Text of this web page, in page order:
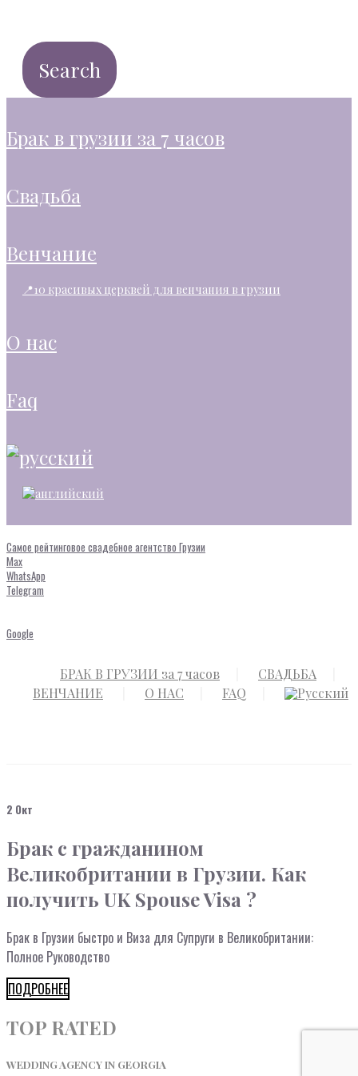
брак в грузии за 7 часов
свадьба
венчание
📍10 красивых церквей для венчания в грузии
о нас
faq
Самое рейтинговое свадебное агентство Грузии
Max
WhatsApp
Telegram
Google
БРАК В ГРУЗИИ за 7 часов
СВАДЬБА
ВЕНЧАНИЕ
О НАС FAQ
2 Окт
Брак c гражданином
Великобритании в Грузии. Как
получить UK Spouse Visa ?
Брак в Грузии быстро и Виза для Супруги в Великобритании:
Полное Руководство
ПОДРОБНЕЕ
TOP RATED
WEDDING AGENCY IN GEORGIA